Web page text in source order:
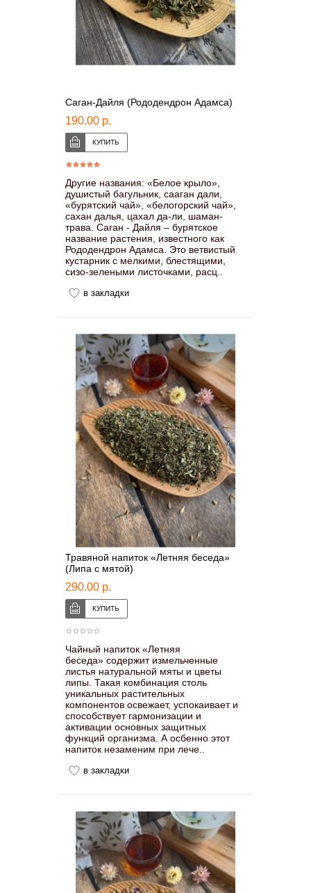
Саган-Дайля (Рододендрон Адамса)
190.00 р.
Другие названия: «Белое крыло»,
душистый багульник, сааган дали,
«бурятский чай», «белогорский чай»,
сахан далья, цахал да-ли, шаман-
трава. Саган - Дайля – бурятское
название растения, известного как
Рододендрон Адамса. Это ветвистый
кустарник с мелкими, блестящими,
сизо-зелеными листочками, расц..
в закладки
Травяной напиток «Летняя беседа»
(Липа с мятой)
290.00 р.
Чайный напиток «Летняя
беседа» содержит измельченные
листья натуральной мяты и цветы
липы. Такая комбинация столь
уникальных растительных
компонентов освежает, успокаивает и
способствует гармонизации и
активации основных защитных
функций организма. А осбенно этот
напиток незаменим при лече..
в закладки